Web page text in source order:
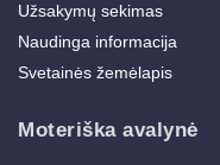
Užsakymų sekimas
Naudinga informacija
Svetainės žemėlapis
Moteriška avalynė